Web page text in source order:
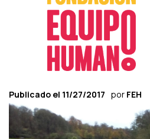
Publicado el 11/27/2017 por FEH